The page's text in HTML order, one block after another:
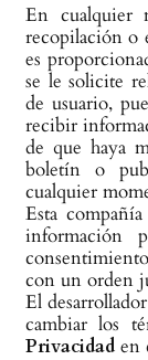
En cualquier
recopilación o
es
se le solicite
de usuario,
recibir
de que haya
boletín o
cualquier
Esta
información
con un orden
El
cambiar los
Privacidad en